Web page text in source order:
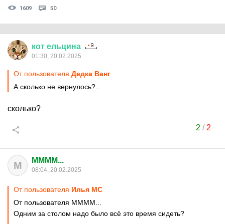
1609 50
кот ельцина
01:30, 20.02.2025
От пользователя Дедка Ванг
А сколько не вернулось?..
сколько?
2 / 2
M MMMM...
08:04, 20.02.2025
От пользователя Илья MC
От пользователя MMMM...
Одним за столом надо было всё это время сидеть?